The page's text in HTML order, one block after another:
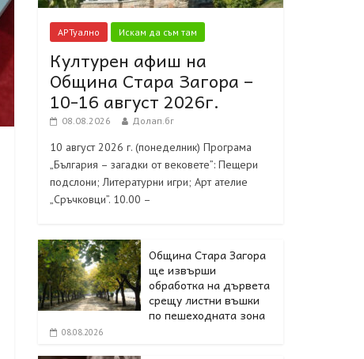
АРТуално Искам да съм там
Културен афиш на
Община Стара Загора –
10-16 август 2026г.
08.08.2026 Долап.бг
10 август 2026 г. (понеделник) Програма
„България – загадки от вековете”: Пещери
подслони; Литературни игри; Арт ателие
„Сръчковци”. 10.00 –
Община Стара Загора
ще извърши
обработка на дървета
срещу листни въшки
по пешеходната зона
08.08.2026